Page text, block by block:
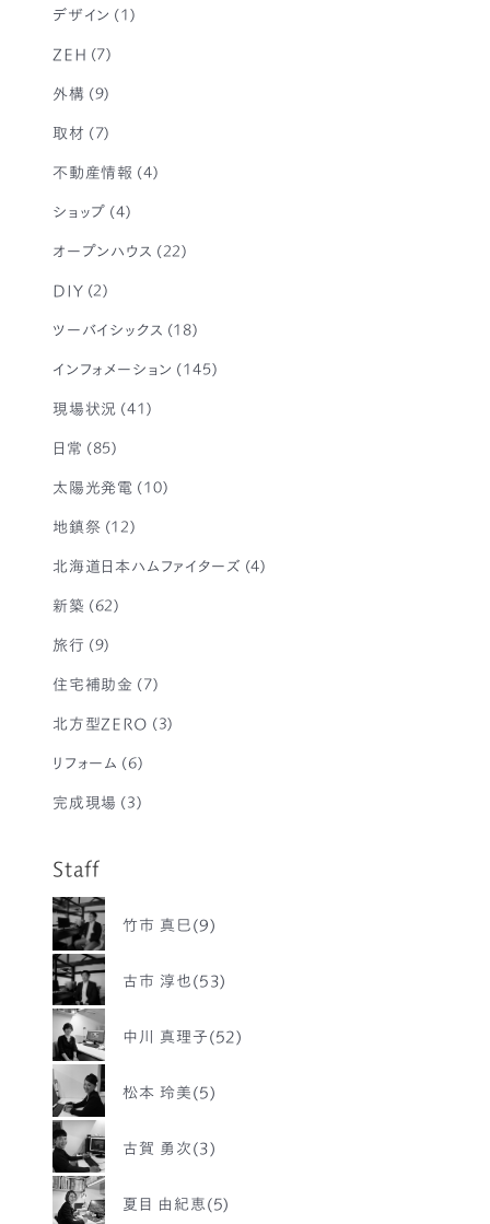
デザイン (1)
ZEH (7)
外構 (9)
取材 (7)
不動産情報 (4)
ショップ (4)
オープンハウス (22)
DIY (2)
ツーバイシックス (18)
インフォメーション (145)
現場状況 (41)
日常 (85)
太陽光発電 (10)
地鎮祭 (12)
北海道日本ハムファイターズ (4)
新築 (62)
旅行 (9)
住宅補助金 (7)
北方型ZERO (3)
リフォーム (6)
完成現場 (3)
Staff
竹市 真巳(9)
古市 淳也(53)
中川 真理子(52)
松本 玲美(5)
古賀 勇次(3)
夏目 由紀恵(5)